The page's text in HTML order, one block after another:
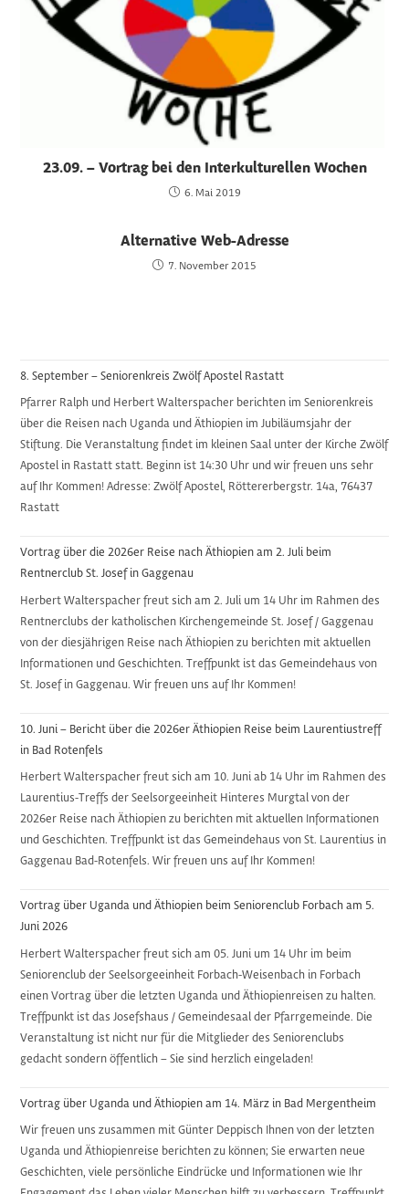
23.09. – Vortrag bei den Interkulturellen Wochen
6. Mai 2019
Alternative Web-Adresse
7. November 2015
8. September – Seniorenkreis Zwölf Apostel Rastatt
Pfarrer Ralph und Herbert Walterspacher berichten im Seniorenkreis
über die Reisen nach Uganda und Äthiopien im Jubiläumsjahr der
Stiftung. Die Veranstaltung findet im kleinen Saal unter der Kirche Zwölf
Apostel in Rastatt statt. Beginn ist 14:30 Uhr und wir freuen uns sehr
auf Ihr Kommen! Adresse: Zwölf Apostel, Röttererbergstr. 14a, 76437
Rastatt
Vortrag über die 2026er Reise nach Äthiopien am 2. Juli beim
Rentnerclub St. Josef in Gaggenau
Herbert Walterspacher freut sich am 2. Juli um 14 Uhr im Rahmen des
Rentnerclubs der katholischen Kirchengemeinde St. Josef / Gaggenau
von der diesjährigen Reise nach Äthiopien zu berichten mit aktuellen
Informationen und Geschichten. Treffpunkt ist das Gemeindehaus von
St. Josef in Gaggenau. Wir freuen uns auf Ihr Kommen!
10. Juni – Bericht über die 2026er Äthiopien Reise beim Laurentiustreff
in Bad Rotenfels
Herbert Walterspacher freut sich am 10. Juni ab 14 Uhr im Rahmen des
Laurentius-Treffs der Seelsorgeeinheit Hinteres Murgtal von der
2026er Reise nach Äthiopien zu berichten mit aktuellen Informationen
und Geschichten. Treffpunkt ist das Gemeindehaus von St. Laurentius in
Gaggenau Bad-Rotenfels. Wir freuen uns auf Ihr Kommen!
Vortrag über Uganda und Äthiopien beim Seniorenclub Forbach am 5.
Juni 2026
Herbert Walterspacher freut sich am 05. Juni um 14 Uhr im beim
Seniorenclub der Seelsorgeeinheit Forbach-Weisenbach in Forbach
einen Vortrag über die letzten Uganda und Äthiopienreisen zu halten.
Treffpunkt ist das Josefshaus / Gemeindesaal der Pfarrgemeinde. Die
Veranstaltung ist nicht nur für die Mitglieder des Seniorenclubs
gedacht sondern öffentlich – Sie sind herzlich eingeladen!
Vortrag über Uganda und Äthiopien am 14. März in Bad Mergentheim
Wir freuen uns zusammen mit Günter Deppisch Ihnen von der letzten
Uganda und Äthiopienreise berichten zu können; Sie erwarten neue
Geschichten, viele persönliche Eindrücke und Informationen wie Ihr